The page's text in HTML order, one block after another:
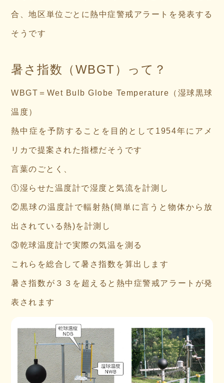
合、地区単位ごとに熱中症警戒アラートを発表する
そうです
暑さ指数（WBGT）って？
WBGT＝Wet Bulb Globe Temperature（湿球黒球
温度）
熱中症を予防することを目的として1954年にアメ
リカで提案された指標だそうです
言葉のごとく、
①湿らせた温度計で湿度と気流を計測し
②黒球の温度計で輻射熱(簡単に言うと物体から放
出されている熱)を計測し
③乾球温度計で実際の気温を測る
これらを総合して暑さ指数を算出します
暑さ指数が３３を超えると熱中症警戒アラートが発
表されます